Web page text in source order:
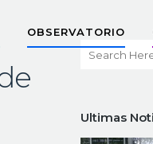
OBSERVATORIO
Ultimas